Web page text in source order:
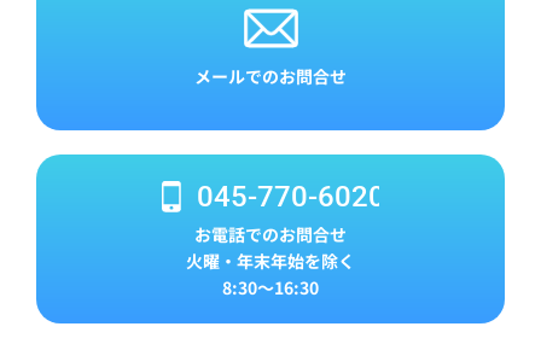
メールでのお問合せ
045-770-6020
お電話でのお問合せ
火曜・年末年始を除く
8:30～16:30